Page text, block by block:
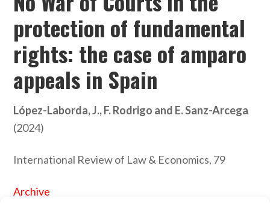
protection of fundamental
rights: the case of amparo
appeals in Spain
López-Laborda, J., F. Rodrigo and E. Sanz-Arcega
(2024)
International Review of Law & Economics, 79
Archive